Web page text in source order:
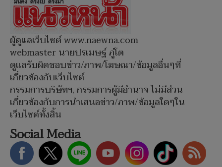
ผู้ดูแลเว็บไซต์ www.naewna.com
webmaster นายปรเมษฐ์ ภู่โต
ดูแลรับผิดชอบข่าว/ภาพ/โฆษณา/ข้อมูลอื่นๆที่
เกี่ยวข้องกับเว็บไซต์
กรรมการบริษัทฯ, กรรมการผู้มีอำนาจ ไม่มีส่วน
เกี่ยวข้องกับการนำเสนอข่าว/ภาพ/ข้อมูลใดๆใน
เว็บไซต์ทั้งสิ้น
Social Media